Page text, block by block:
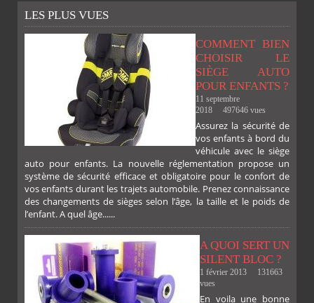
PLUS
LES PLUS VUES
COMMENT BIEN
CHOISIR LE
SIÈGE AUTO
POUR ENFANTS ?
11 septembre
2018
497646 vues
Assurez la sécurité de
vos enfants à bord du
véhicule avec le siège
auto pour enfants. La nouvelle réglementation propose un
système de sécurité efficace et obligatoire pour le confort de
vos enfants durant les trajets automobile. Prenez connaissance
des changements de sièges selon l’âge, la taille et le poids de
l’enfant. A quel âge......
A QUOI SERT UN
SILENT BLOC ?
1 février 2013
131663
vues
En voila une bonne